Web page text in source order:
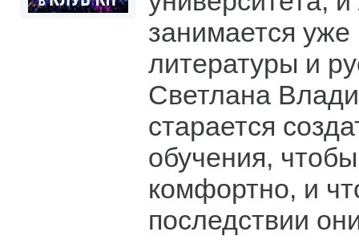
занимается уже
литературы и
Светлана
старается
обучения,
комфортно, и
последствии